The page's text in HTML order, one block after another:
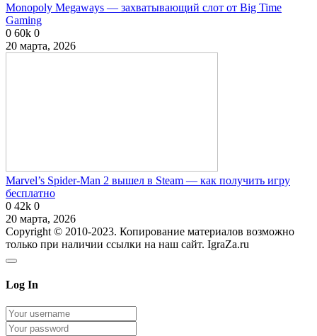
Monopoly Megaways — захватывающий слот от Big Time
Gaming
0 60k 0
20 марта, 2026
Marvel’s Spider-Man 2 вышел в Steam — как получить игру
бесплатно
0 42k 0
20 марта, 2026
Copyright © 2010-2023. Копирование материалов возможно
только при наличии ссылки на наш сайт. IgraZa.ru
Log In